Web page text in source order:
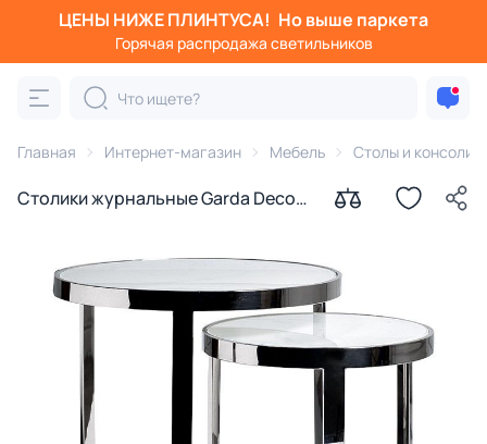
ЦЕНЫ НИЖЕ ПЛИНТУСА! Но выше паркета
Горячая распродажа светильников
Главная Интернет-магазин Мебель Столы и консоли
Столики журнальные Garda Decor